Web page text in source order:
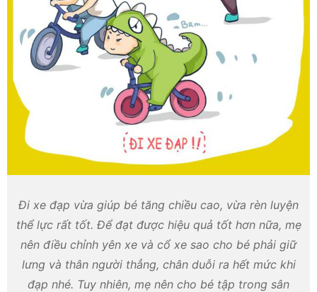
Đi xe đạp vừa giúp bé tăng chiều cao, vừa rèn luyện
thể lực rất tốt. Để đạt được hiệu quả tốt hơn nữa, mẹ
nên điều chỉnh yên xe và cổ xe sao cho bé phải giữ
lưng và thân người thẳng, chân duỗi ra hết mức khi
đạp nhé. Tuy nhiên, mẹ nên cho bé tập trong sân